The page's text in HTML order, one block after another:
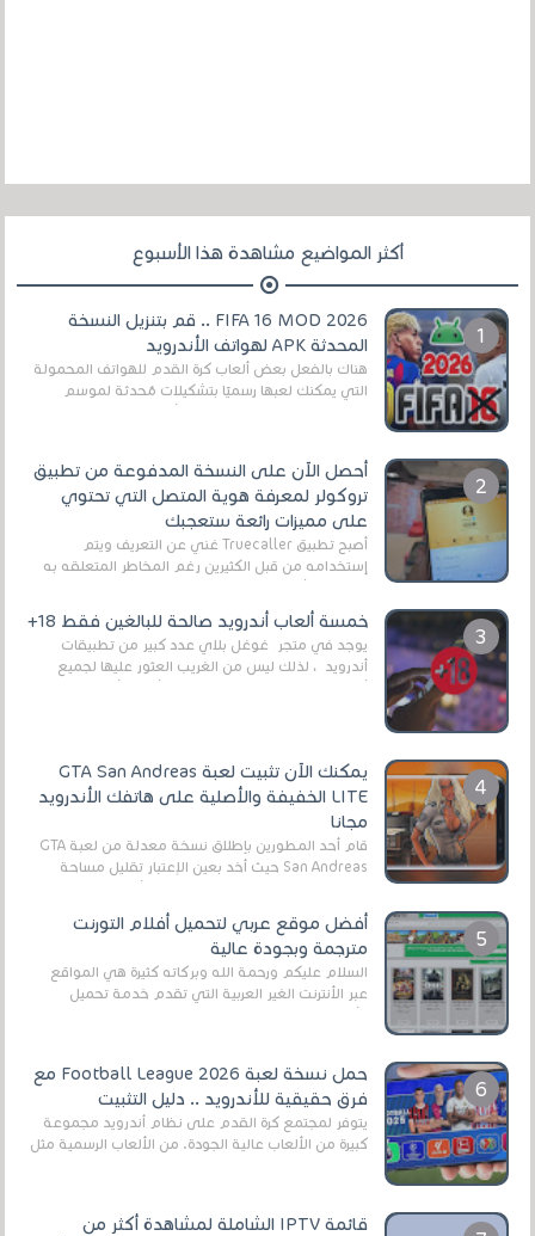
أكثر المواضيع مشاهدة هذا الأسبوع
FIFA 16 MOD 2026 .. قم بتنزيل النسخة
المحدثة APK لهواتف الأندرويد
هناك بالفعل بعض ألعاب كرة القدم للهواتف المحمولة
التي يمكنك لعبها رسميًا بتشكيلات مُحدثة لموسم
أحصل الآن على النسخة المدفوعة من تطبيق
تروكولر لمعرفة هوية المتصل التي تحتوي
على مميزات رائعة ستعجبك
أصبح تطبيق Truecaller غني عن التعريف ويتم
إستخدامه من قبل الكثيرين رغم المخاطر المتعلقه به
خمسة ألعاب أندرويد صالحة للبالغين فقط 18+
يوجد في متجر غوغل بلاي عدد كبير من تطبيقات
أندرويد ، لذلك ليس من الغريب العثور عليها لجميع
يمكنك الآن تثبيت لعبة GTA San Andreas
LITE الخفيفة والأصلية على هاتفك الأندرويد
مجانا
قام أحد المطورين بإطلاق نسخة معدلة من لعبة GTA
San Andreas حيث أخد بعين الإعتبار تقليل مساحة
أفضل موقع عربي لتحميل أفلام التورنت
مترجمة وبجودة عالية
السلام عليكم ورحمة الله وبركاته كثيرة هي المواقع
عبر الأنترنت الغير العربية التي تقدم خدمة تحميل
الأفلام على التورنت ، ومعظم هذه المواقع ل...
حمل نسخة لعبة Football League 2026 مع
فرق حقيقية للأندرويد .. دليل التثبيت
يتوفر لمجتمع كرة القدم على نظام أندرويد مجموعة
كبيرة من الألعاب عالية الجودة. من الألعاب الرسمية مثل
قائمة IPTV الشاملة لمشاهدة أكثر من